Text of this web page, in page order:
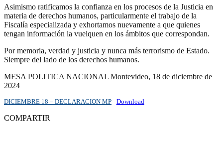
Asimismo ratificamos la confianza en los procesos de la Justicia en
materia de derechos humanos, particularmente el trabajo de la
Fiscalía especializada y exhortamos nuevamente a que quienes
tengan información la vuelquen en los ámbitos que correspondan.
Por memoria, verdad y justicia y nunca más terrorismo de Estado.
Siempre del lado de los derechos humanos.
MESA POLITICA NACIONAL Montevideo, 18 de diciembre de
2024
DICIEMBRE 18 – DECLARACION MP Download
COMPARTIR